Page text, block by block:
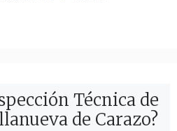
Técnica de
de Carazo?